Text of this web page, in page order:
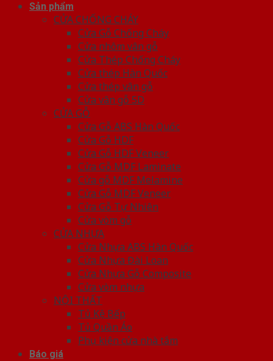
Sản phẩm
CỬA CHỐNG CHÁY
Cửa Gỗ Chống Cháy
Cửa nhôm vân gỗ
Cửa Thép Chống Cháy
Cửa thép Hàn Quốc
Cửa thép vân gỗ
Cửa vân gỗ 5D
CỬA GỖ
Cửa Gỗ ABS Hàn Quốc
Cửa Gỗ HDF
Cửa Gỗ HDF Veneer
Cửa Gỗ MDF Laminate
Cửa gỗ MDF Melamine
Cửa Gỗ MDF Veneer
Cửa Gỗ Tự Nhiên
Cửa vòm gỗ
CỬA NHỰA
Cửa Nhựa ABS Hàn Quốc
Cửa Nhựa Đài Loan
Cửa Nhựa Gỗ Composite
Cửa vòm nhựa
NỘI THẤT
Tủ Kệ Bếp
Tủ Quần Áo
Phụ kiện cửa nhà tắm
Báo giá